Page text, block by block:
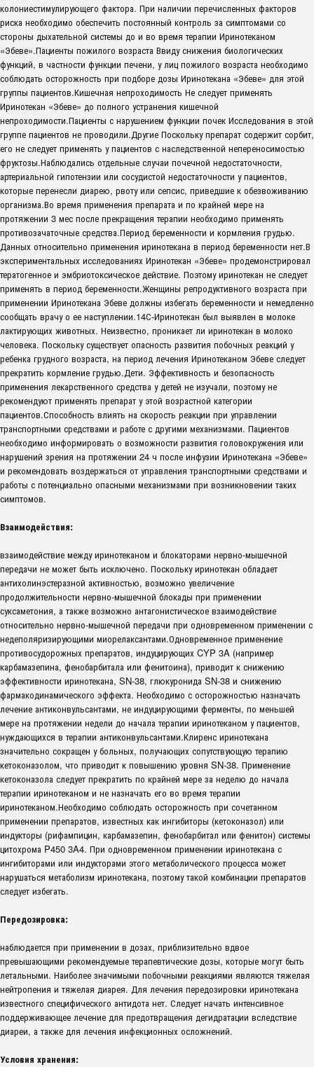
колониестимулирующего фактора. При наличии перечисленных факторов
риска необходимо обеспечить постоянный контроль за симптомами со
стороны дыхательной системы до и во время терапии Иринотеканом
«Эбеве».Пациенты пожилого возраста Ввиду снижения биологических
функций, в частности функции печени, у лиц пожилого возраста необходимо
соблюдать осторожность при подборе дозы Иринотекана «Эбеве» для этой
группы пациентов.Кишечная непроходимость Не следует применять
Иринотекан «Эбеве» до полного устранения кишечной
непроходимости.Пациенты с нарушением функции почек Исследования в этой
группе пациентов не проводили.Другие Поскольку препарат содержит сорбит,
его не следует применять у пациентов с наследственной непереносимостью
фруктозы.Наблюдались отдельные случаи почечной недостаточности,
артериальной гипотензии или сосудистой недостаточности у пациентов,
которые перенесли диарею, рвоту или сепсис, приведшие к обезвоживанию
организма.Во время применения препарата и по крайней мере на
протяжении 3 мес после прекращения терапии необходимо применять
противозачаточные средства.Период беременности и кормления грудью.
Данных относительно применения иринотекана в период беременности нет.В
экспериментальных исследованиях Иринотекан «Эбеве» продемонстрировал
тератогенное и эмбриотоксическое действие. Поэтому иринотекан не следует
применять в период беременности.Женщины репродуктивного возраста при
применении Иринотекана Эбеве должны избегать беременности и немедленно
сообщать врачу о ее наступлении.14С-Иринотекан был выявлен в молоке
лактирующих животных. Неизвестно, проникает ли иринотекан в молоко
человека. Поскольку существует опасность развития побочных реакций у
ребенка грудного возраста, на период лечения Иринотеканом Эбеве следует
прекратить кормление грудью.Дети. Эффективность и безопасность
применения лекарственного средства у детей не изучали, поэтому не
рекомендуют применять препарат у этой возрастной категории
пациентов.Способность влиять на скорость реакции при управлении
транспортными средствами и работе с другими механизмами. Пациентов
необходимо информировать о возможности развития головокружения или
нарушений зрения на протяжении 24 ч после инфузии Иринотекана «Эбеве»
и рекомендовать воздержаться от управления транспортными средствами и
работы с потенциально опасными механизмами при возникновении таких
симптомов.
Взаимодействия:
взаимодействие между иринотеканом и блокаторами нервно-мышечной
передачи не может быть исключено. Поскольку иринотекан обладает
антихолинэстеразной активностью, возможно увеличение
продолжительности нервно-мышечной блокады при применении
суксаметония, а также возможно антагонистическое взаимодействие
относительно нервно-мышечной передачи при одновременном применении с
недеполяризирующими миорелаксантами.Одновременное применение
противосудорожных препаратов, индуцирующих CYP 3A (например
карбамазепина, фенобарбитала или фенитоина), приводит к снижению
эффективности иринотекана, SN-38, глюкуронида SN-38 и снижению
фармакодинамического эффекта. Необходимо с осторожностью назначать
лечение антиконвульсантами, не индуцирующими ферменты, по меньшей
мере на протяжении недели до начала терапии иринотеканом у пациентов,
нуждающихся в терапии антиконвульсантами.Клиренс иринотекана
значительно сокращен у больных, получающих сопутствующую терапию
кетоконазолом, что приводит к повышению уровня SN-38. Применение
кетоконазола следует прекратить по крайней мере за неделю до начала
терапии иринотеканом и не назначать его во время терапии
иринотеканом.Необходимо соблюдать осторожность при сочетанном
применении препаратов, известных как ингибиторы (кетоконазол) или
индукторы (рифампицин, карбамазепин, фенобарбитал или фенитон) системы
цитохрома P450 3A4. При одновременном применении иринотекана с
ингибиторами или индукторами этого метаболического процесса может
нарушаться метаболизм иринотекана, поэтому такой комбинации препаратов
следует избегать.
Передозировка:
наблюдается при применении в дозах, приблизительно вдвое
превышающими рекомендуемые терапевтические дозы, которые могут быть
летальными. Наиболее значимыми побочными реакциями являются тяжелая
нейтропения и тяжелая диарея. Для лечения передозировки иринотекана
известного специфического антидота нет. Следует начать интенсивное
поддерживающее лечение для предотвращения дегидратации вследствие
диареи, а также для лечения инфекционных осложнений.
Условия хранения: